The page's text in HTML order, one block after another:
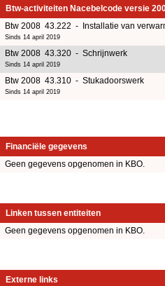
Btw-activiteiten Nacebelcode versie
Btw 2008 43.222 - Installatie van
Sinds 14 april 2019
Btw 2008 43.320 - Schrijnwerk
Sinds 14 april 2019
Btw 2008 43.310 - Stukadoorswerk
Sinds 14 april 2019
Financiële gegevens
Geen gegevens opgenomen in KBO.
Linken tussen entiteiten
Geen gegevens opgenomen in KBO.
Externe links